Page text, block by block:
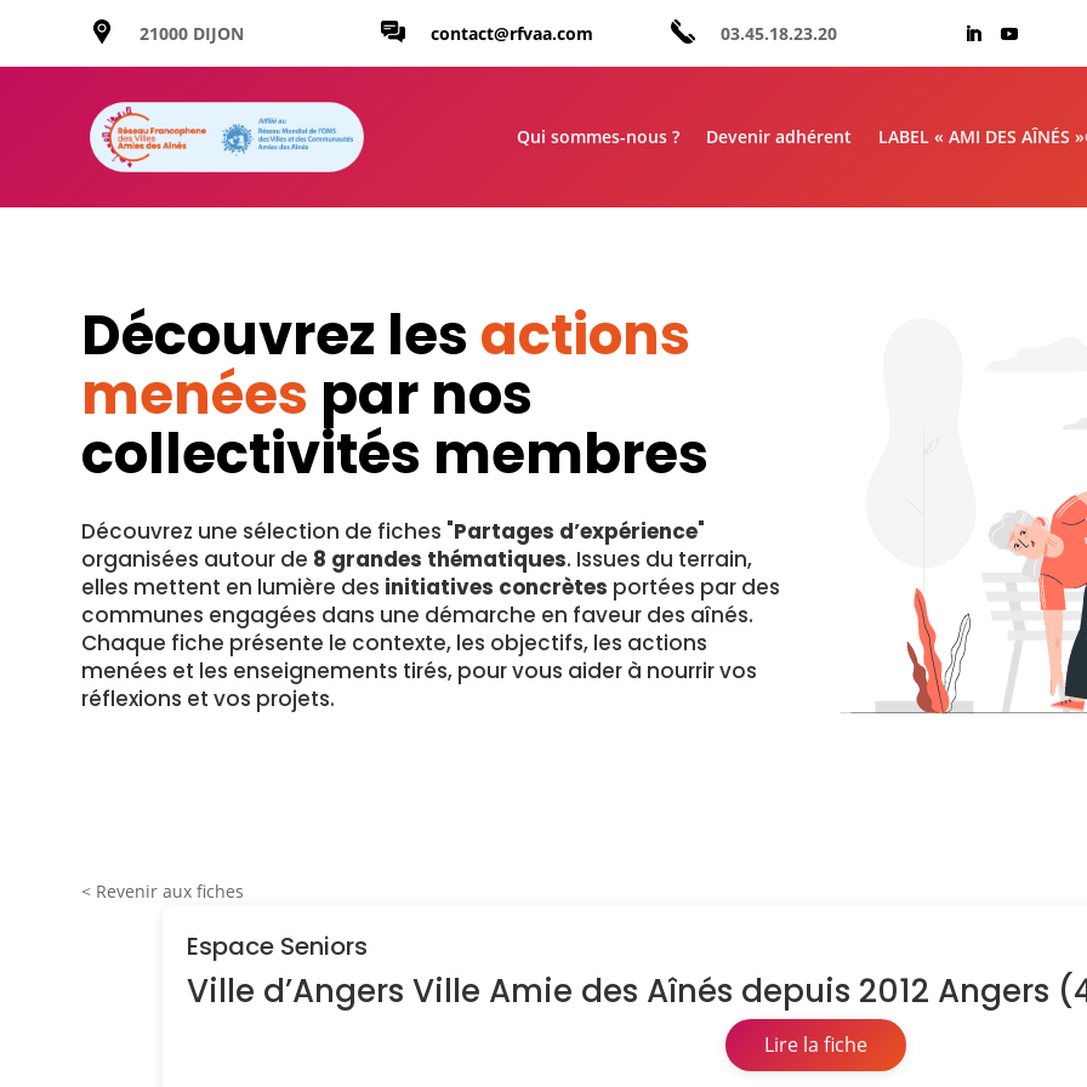
21000 DIJON contact@rfvaa.com 03.45.18.23.20
Qui sommes-nous ? Devenir adhérent LABEL « AMI DES AÎNÉS
Découvrez les actions
menées par nos
collectivités membres
Découvrez une sélection de fiches "Partages d’expérience"
organisées autour de 8 grandes thématiques. Issues du terrain,
elles mettent en lumière des initiatives concrètes portées par des
communes engagées dans une démarche en faveur des aînés.
Chaque fiche présente le contexte, les objectifs, les actions
menées et les enseignements tirés, pour vous aider à nourrir vos
réflexions et vos projets.
< Revenir aux fiches
Espace Seniors
Ville d’Angers Ville Amie des Aînés depuis 2012 Angers
Lire la fiche